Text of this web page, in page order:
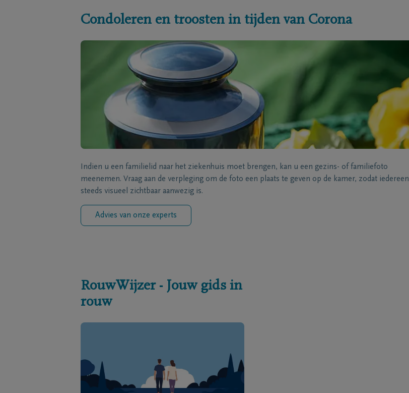
Condoleren en troosten in tijden van Corona
Indien u een familielid naar het ziekenhuis moet brengen, kan u een gezins- of familiefoto
meenemen. Vraag aan de verpleging om de foto een plaats te geven op de kamer, zodat iedereen
steeds visueel zichtbaar aanwezig is.
Advies van onze experts
RouwWijzer - Jouw gids in
rouw